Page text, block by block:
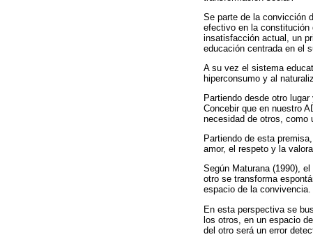
Se parte de la convicción
efectivo en la
insatisfacción actual, un
educación centrada en el
A su vez el sistema
hiperconsumo y al
Partiendo desde otro
Concebir que en nuestro
necesidad de otros, como
Partiendo de esta
amor, el respeto y la
Según Maturana (1990),
otro se transforma
espacio de la convivencia.
En esta perspectiva se
los otros, en un espacio
del otro será un error